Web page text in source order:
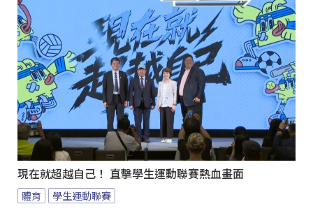
現在就超越自己！ 直擊學生運動聯賽熱血畫面
體育 學生運動聯賽